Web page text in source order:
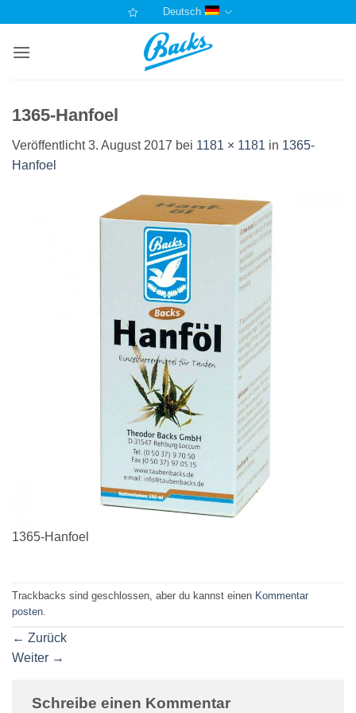
springen
Deutsch
1365-Hanfoel
Veröffentlicht3. August 2017 bei 1181 × 1181 in 1365-
Hanfoel
1365-Hanfoel
Trackbacks sind geschlossen, aber du kannst einen Kommentar
posten.
← Zurück
Weiter →
Schreibe einen Kommentar